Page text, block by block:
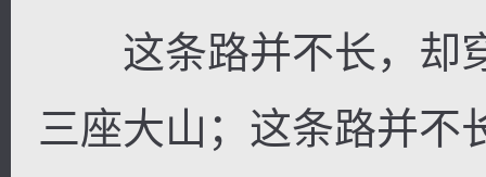
这条路并不长，却
三座大山；这条路并不